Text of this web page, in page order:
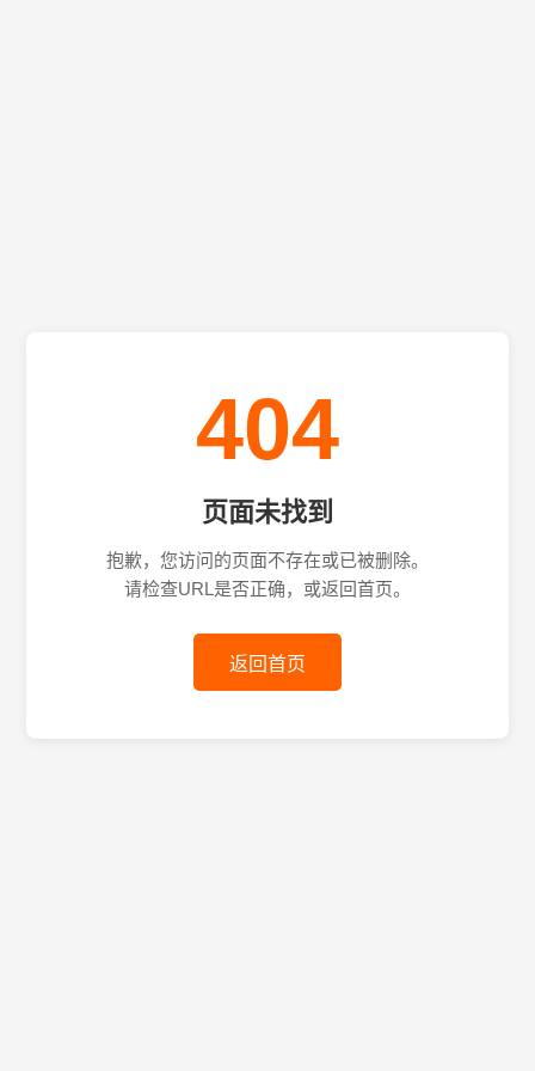
404
页面未找到
抱歉，您访问的页面不存在或已被删除。
请检查URL是否正确，或返回首页。
返回首页